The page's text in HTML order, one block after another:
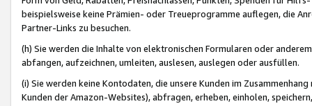
beispielsweise keine Prämien- oder Treueprogramme auflegen, die
Partner-Links zu besuchen.
(h) Sie werden die Inhalte von elektronischen Formularen oder
abfangen, aufzeichnen, umleiten, auslesen, auslegen oder ausfüllen.
(i) Sie werden keine Kontodaten, die unsere Kunden im
Kunden der Amazon-Websites), abfragen, erheben, einholen,